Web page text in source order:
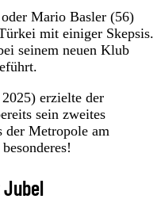
Mario Basler (56)
mit einiger Skepsis.
seinem neuen Klub
erzielte der
sein zweites
der Metropole am